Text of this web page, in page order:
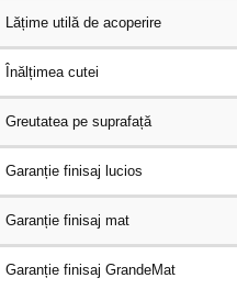
Lățime utilă de acoperire
Înălțimea cutei
Greutatea pe suprafață
Garanție finisaj lucios
Garanție finisaj mat
Garanție finisaj GrandeMat